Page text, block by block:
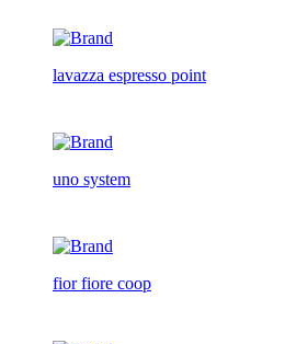
lavazza espresso point
uno system
fior fiore coop